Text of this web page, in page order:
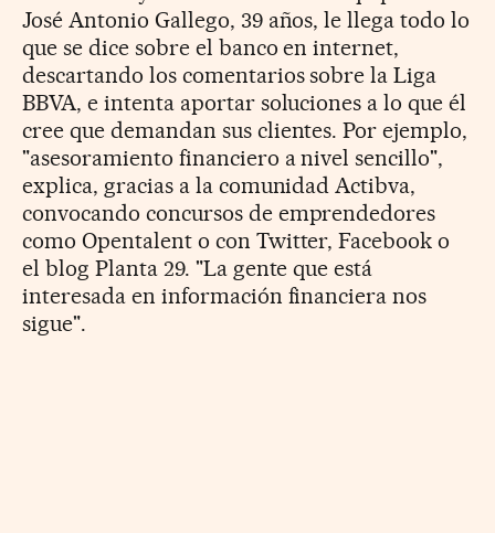
José Antonio Gallego, 39 años, le llega todo lo
que se dice sobre el banco en internet,
descartando los comentarios sobre la Liga
BBVA, e intenta aportar soluciones a lo que él
cree que demandan sus clientes. Por ejemplo,
"asesoramiento financiero a nivel sencillo",
explica, gracias a la comunidad Actibva,
convocando concursos de emprendedores
como Opentalent o con Twitter, Facebook o
el blog Planta 29. "La gente que está
interesada en información financiera nos
sigue".